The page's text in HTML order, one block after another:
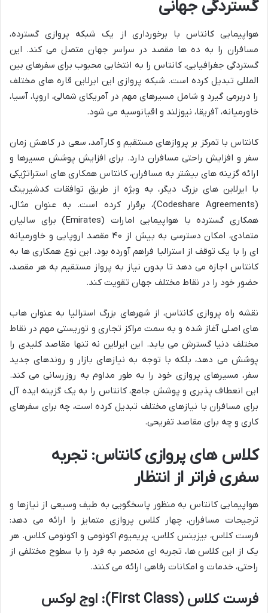
گستردگی جهانی
هواپیمایی کانتاس با برخورداری از یک شبکه پروازی گسترده،
مسافران را به ده ها مقصد در سراسر جهان متصل می کند. این
گستردگی جغرافیایی، کانتاس را به انتخابی محبوب برای سفرهای بین
المللی تبدیل کرده است. شبکه پروازی این ایرلاین قاره های مختلف
را دربرمی گیرد و شامل مسیرهای مهم در آمریکای شمالی، اروپا، آسیا،
خاورمیانه، آفریقا، نیوزلند و اقیانوسیه می شود.
کانتاس با تمرکز بر پروازهای مستقیم و کارآمد، سعی در کاهش زمان
سفر و افزایش راحتی مسافران دارد. برای افزایش پوشش مسیرها و
ارائه گزینه های بیشتر به مسافران، کانتاس همکاری های استراتژیکی
با ایرلاین های بزرگ دیگر، به ویژه از طریق توافقات کدشیرینگ
(Codeshare Agreements)، برقرار کرده است. به عنوان مثال،
همکاری گسترده با هواپیمایی امارات (Emirates) برای سالیان
متمادی، امکان دسترسی به بیش از ۴۰ مقصد اروپایی و خاورمیانه
ای را با یک توقف از استرالیا فراهم آورده بود. این نوع همکاری ها به
کانتاس اجازه می دهد تا بدون نیاز به پرواز مستقیم به هر مقصد،
حضور خود را در نقاط مختلف جهان تقویت کند.
نقشه راه پروازی کانتاس، از شهرهای بزرگ استرالیا به عنوان هاب
های اصلی آغاز شده و به سمت مراکز تجاری و توریستی مهم در نقاط
مختلف دنیا گسترش می یابد. این ایرلاین نه تنها مقاصد کلیدی را
پوشش می دهد، بلکه با توجه به نیازهای بازار و روندهای جدید
سفر، مسیرهای پروازی خود را به طور مداوم به روزرسانی می کند.
این انعطاف پذیری و پوشش جامع، کانتاس را به یک گزینه ایده آل
برای مسافران با نیازهای مختلف تبدیل کرده است، چه برای سفرهای
کاری و چه برای مقاصد تفریحی.
کلاس های پروازی کانتاس: تجربه
سفری فراتر از انتظار
هواپیمایی کانتاس به منظور پاسخگویی به طیف وسیعی از نیازها و
ترجیحات مسافران، چهار کلاس پروازی متمایز را ارائه می دهد:
فرست کلاس، بیزینس کلاس، پریمیوم اکونومی و اکونومی کلاس. هر
یک از این کلاس ها، تجربه ای منحصر به فرد را با سطوح مختلفی از
راحتی، خدمات و امکانات رفاهی ارائه می کنند.
فرست کلاس (First Class): اوج لوکس